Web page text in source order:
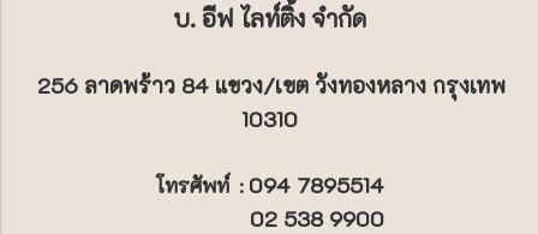
บ. อีฟ ไลท์ติ้ง จำกัด
256 ลาดพร้าว 84 แขวง/เขต วังทองหลาง กรุงเทพ
10310
โทรศัพท์: 094 7895514
02 538 9900